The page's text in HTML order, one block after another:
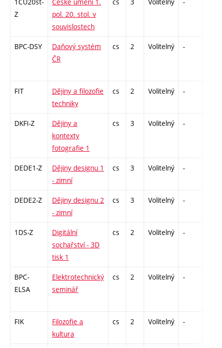
Z
pol. 20. stol. v
souvislostech
BPC-DSY
Daňový systém
ČR
cs 2 Volitelný -
FIT
Dějiny a filozofie
techniky
cs 2 Volitelný -
DKFI-Z
Dějiny a
kontexty
fotografie 1
cs 3 Volitelný -
DEDE1-Z
Dějiny designu 1
- zimní
cs 3 Volitelný -
DEDE2-Z
Dějiny designu 2
- zimní
cs 3 Volitelný -
1DS-Z
Digitální
sochařství - 3D
tisk 1
cs 2 Volitelný -
BPC-
ELSA
Elektrotechnický
seminář
cs 2 Volitelný -
FIK
Filozofie a
kultura
cs 2 Volitelný -